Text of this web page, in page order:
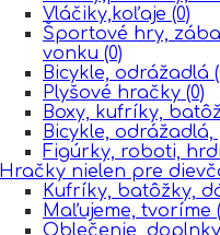
Vláčiky,koľaje (0)
Športové hry,
vonku (0)
Bicykle, odrážadlá
Plyšové hračky (0)
Boxy, kufríky,
Bicykle,
Figúrky, roboti,
Hračky nielen pre
Kufríky, batôžky,
Maľujeme, tvoríme
Oblečenie,